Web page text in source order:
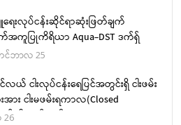
ြူရေးလုပ်ငန်းဆိုင်ရာဆုံးဖြတ်ချက်
ကူပြုကိရိယာ Aqua-DST ဒက်ရှ်
င်ဘာလ 25
လယ် ငါးလုပ်ငန်းရေပြင်အတွင်းရှိ ငါးဖမ်း
ား ငါးမဖမ်းရကာလ(Closed
င့် ငါးမဖမ်းရဧရိယာ(Closed Area
26